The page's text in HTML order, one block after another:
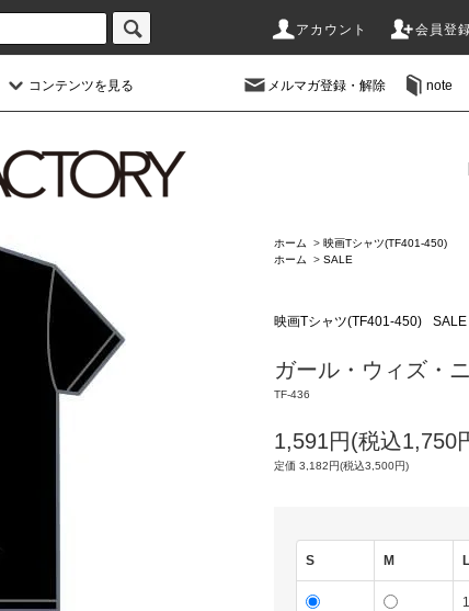
アカウント 会員登
コンテンツを見る メルマガ登録・解除 note
ホーム > 映画Tシャツ(TF401-450)
ホーム
> SALE
映画Tシャツ(TF401-450) SALE
ガール・ウィズ・
TF-436
1,591円(税込1,750
定価 3,182円(税込3,500円)
S M L